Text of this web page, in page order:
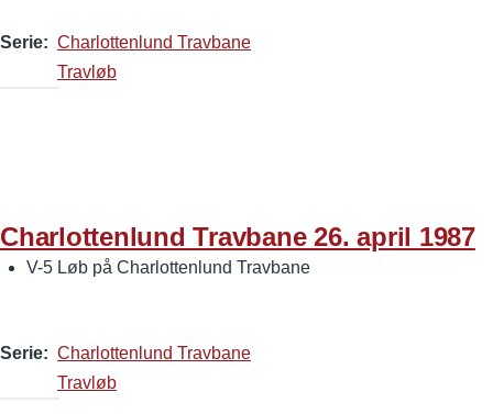
Serie
Charlottenlund Travbane
Travløb
Charlottenlund Travbane 26. april 1987
V-5 Løb på Charlottenlund Travbane
Serie
Charlottenlund Travbane
Travløb